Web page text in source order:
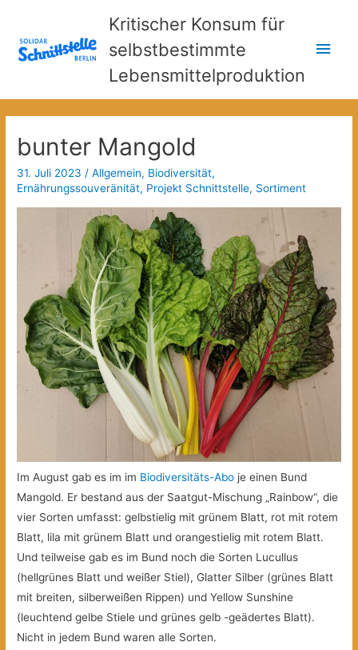
Kritischer Konsum für
selbstbestimmte
Lebensmittelproduktion
bunter Mangold
31. Juli 2023 /Allgemein, Biodiversität,
Ernährungssouveränität, Projekt Schnittstelle, Sortiment
Im August gab es im im Biodiversitäts-Abo je einen Bund
Mangold. Er bestand aus der Saatgut-Mischung „Rainbow“, die
vier Sorten umfasst: gelbstielig mit grünem Blatt, rot mit rotem
Blatt, lila mit grünem Blatt und orangestielig mit rotem Blatt.
Und teilweise gab es im Bund noch die Sorten Lucullus
(hellgrünes Blatt und weißer Stiel), Glatter Silber (grünes Blatt
mit breiten, silberweißen Rippen) und Yellow Sunshine
(leuchtend gelbe Stiele und grünes gelb -geädertes Blatt).
Nicht in jedem Bund waren alle Sorten.